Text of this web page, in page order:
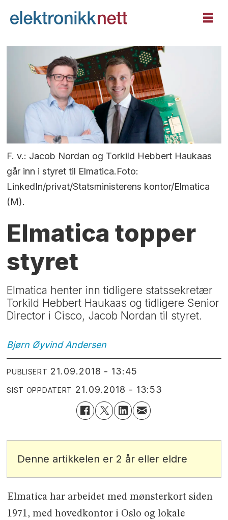
F. v.: Jacob Nordan og Torkild Hebbert Haukaas
går inn i styret til Elmatica.Foto:
LinkedIn/privat/Statsministerens kontor/Elmatica
(M).
Elmatica topper
styret
Elmatica henter inn tidligere statssekretær
Torkild Hebbert Haukaas og tidligere Senior
Director i Cisco, Jacob Nordan til styret.
Bjørn Øyvind Andersen
PUBLISERT 21.09.2018 - 13:45
SIST OPPDATERT 21.09.2018 - 13:53
Denne artikkelen er 2 år eller eldre
Elmatica har arbeidet med mønsterkort siden
1971, med hovedkontor i Oslo og lokale